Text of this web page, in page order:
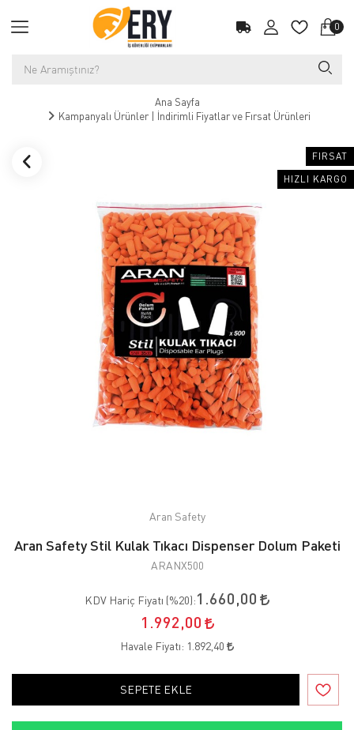
0
Ana Sayfa
Kampanyalı Ürünler | İndirimli Fiyatlar ve Fırsat Ürünleri
FIRSAT
HIZLI KARGO
Aran Safety
Aran Safety Stil Kulak Tıkacı Dispenser Dolum Paketi
ARANX500
KDV Hariç Fiyatı (%20):1.660,00
1.992,00
Havale Fiyatı: 1.892,40
SEPETE EKLE